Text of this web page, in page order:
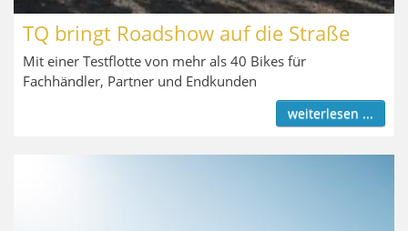
TQ bringt Roadshow auf die Straße
Mit einer Testflotte von mehr als 40 Bikes für
Fachhändler, Partner und Endkunden
weiterlesen ...